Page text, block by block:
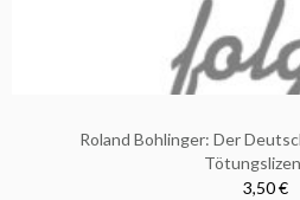
Roland Bohlinger: Der
3,50 €